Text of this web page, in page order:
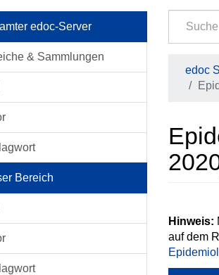
edoc-Server
& Sammlungen
Bereich
edoc
Hinweis:
auf dem